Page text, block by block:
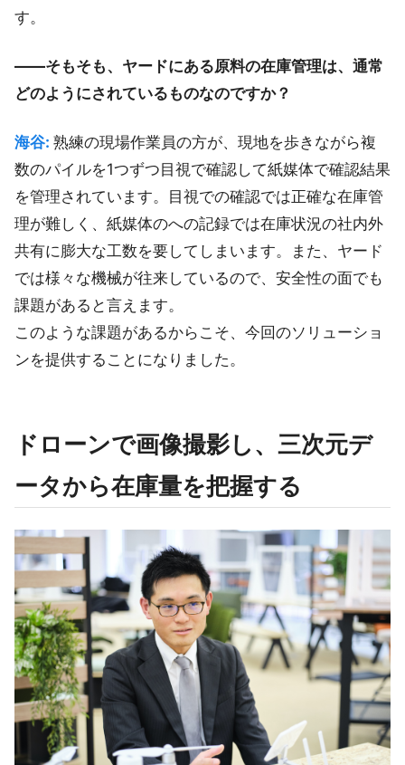
す。
――そもそも、ヤードにある原料の在庫管理は、通常
どのようにされているものなのですか？
海谷: 熟練の現場作業員の方が、現地を歩きながら複
数のパイルを1つずつ目視で確認して紙媒体で確認結果
を管理されています。目視での確認では正確な在庫管
理が難しく、紙媒体のへの記録では在庫状況の社内外
共有に膨大な工数を要してしまいます。また、ヤード
では様々な機械が往来しているので、安全性の面でも
課題があると言えます。
このような課題があるからこそ、今回のソリューショ
ンを提供することになりました。
ドローンで画像撮影し、三次元デ
ータから在庫量を把握する